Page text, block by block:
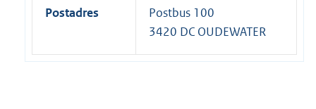
Postadres
Postbus 100
3420 DC OUDEWATER